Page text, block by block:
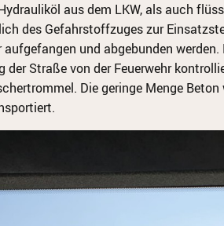
aus dem LKW, als auch
des Gefahrstoffzuges zur
aufgefangen und abgebunden
der Straße von der Feuerwehr
Die geringe Menge